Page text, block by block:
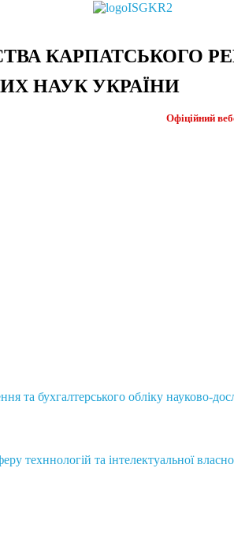
КАРПАТСЬКОГО
НАУК УКРАЇНИ
Офіційний
та бухгалтерського обліку науково-
техннологій та інтелектуальної